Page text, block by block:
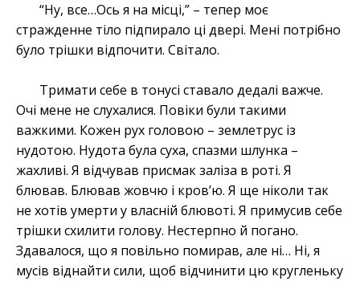
“Ну, все…Ось я на місці,” – тепер моє
стражденне тіло підпирало ці двері. Мені потрібно
було трішки відпочити. Світало.
Тримати себе в тонусі ставало дедалі важче.
Очі мене не слухалися. Повіки були такими
важкими. Кожен рух головою – землетрус із
нудотою. Нудота була суха, спазми шлунка –
жахливі. Я відчував присмак заліза в роті. Я
блював. Блював жовчю і кров’ю. Я ще ніколи так
не хотів умерти у власній блювоті. Я примусив себе
трішки схилити голову. Нестерпно й погано.
Здавалося, що я повільно помирав, але ні… Ні, я
мусів віднайти сили, щоб відчинити цю кругленьку